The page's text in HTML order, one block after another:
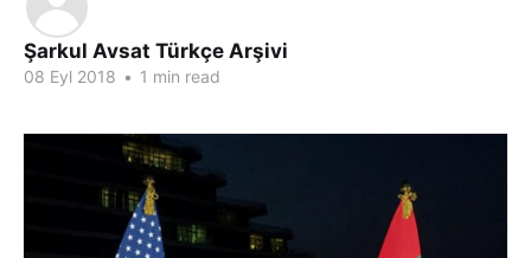
Şarkul Avsat Türkçe Arşivi
08 Eyl 2018 • 1 min read